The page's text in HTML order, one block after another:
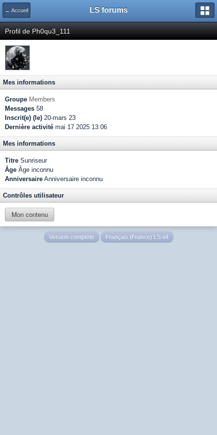
← Accueil LS forums
Profil de Ph0qu3_111
Mes informations
Groupe Members
Messages 58
Inscrit(e) (le) 20-mars 23
Dernière activité mai 17 2025 13:06
Mes informations
Titre Sunriseur
Âge Âge inconnu
Anniversaire Anniversaire inconnu
Contrôles utilisateur
Mon contenu
Version complète Français (France) LS v4